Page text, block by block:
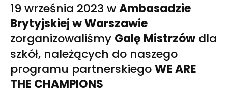
19 września 2023 wAmbasadzie
Brytyjskiej w Warszawie
zorganizowaliśmy Galę Mistrzów dla
szkół, należących do naszego
programu partnerskiegoWE ARE
THE CHAMPIONS